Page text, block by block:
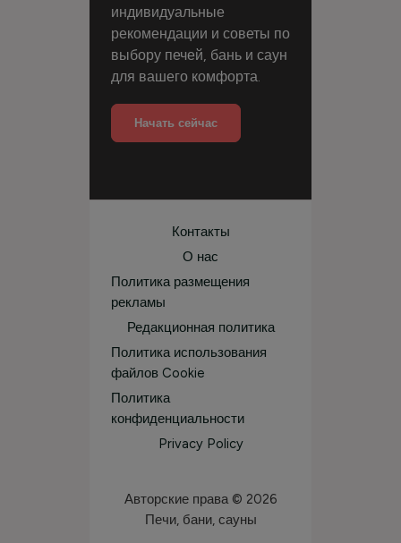
индивидуальные
рекомендации и советы по
выбору печей, бань и саун
для вашего комфорта.
Начать сейчас
Контакты
О нас
Политика размещения
рекламы
Редакционная политика
Политика использования
файлов Cookie
Политика
конфиденциальности
Privacy Policy
Авторские права © 2026
Печи, бани, сауны